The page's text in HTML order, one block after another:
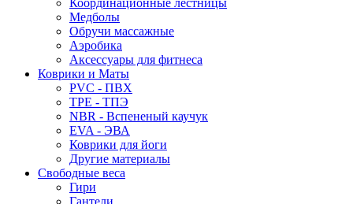
Координационные лестницы
Медболы
Обручи массажные
Аэробика
Аксессуары для фитнеса
Коврики и Маты
PVC - ПВХ
TPE - ТПЭ
NBR - Вспененый каучук
EVA - ЭВА
Коврики для йоги
Другие материалы
Свободные веса
Гири
Гантели